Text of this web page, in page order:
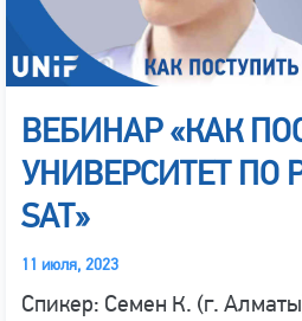
ВЕБИНАР «КАК
УНИВЕРСИТЕТ ПО
SAT»
11 июля, 2023
Спикер: Семен К. (г.